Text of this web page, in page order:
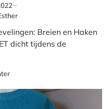
Breien en Haken
dicht tijdens de
op
blijven
hele